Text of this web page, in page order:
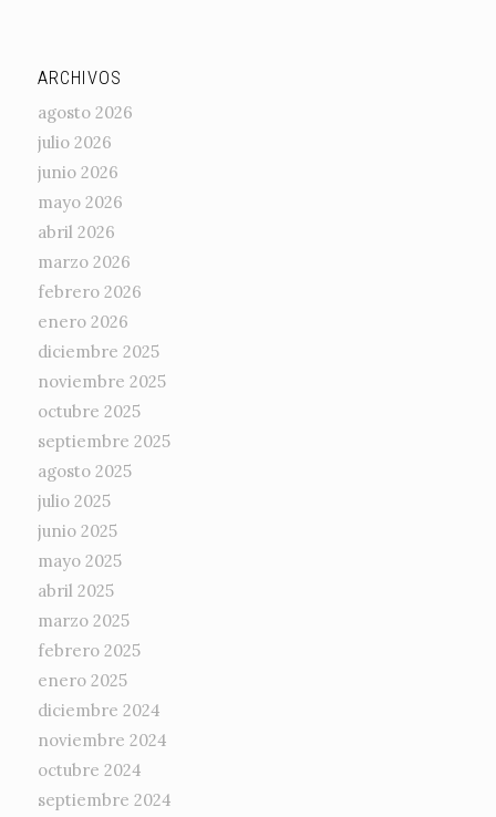
ARCHIVOS
agosto 2026
julio 2026
junio 2026
mayo 2026
abril 2026
marzo 2026
febrero 2026
enero 2026
diciembre 2025
noviembre 2025
octubre 2025
septiembre 2025
agosto 2025
julio 2025
junio 2025
mayo 2025
abril 2025
marzo 2025
febrero 2025
enero 2025
diciembre 2024
noviembre 2024
octubre 2024
septiembre 2024